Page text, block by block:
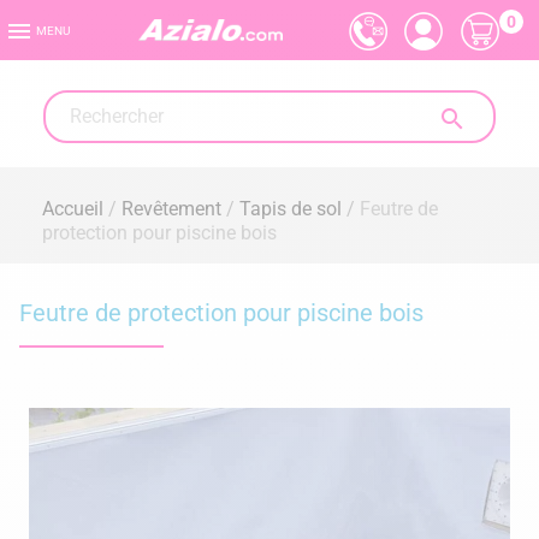
 MENU

0
Accueil Revêtement Tapis de sol
Feutre de
protection pour piscine bois
Feutre de protection pour piscine bois